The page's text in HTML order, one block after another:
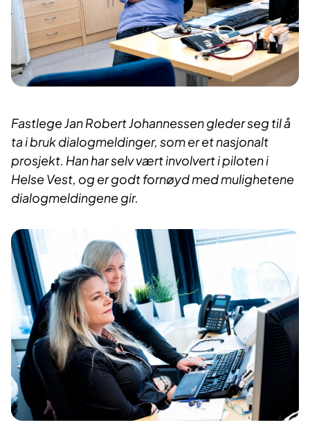
Fastlege Jan Robert Johannessen gleder seg til å
ta i bruk dialogmeldinger, som er et nasjonalt
prosjekt. Han har selv vært involvert i piloten i
Helse Vest, og er godt fornøyd med mulighetene
dialogmeldingene gir.